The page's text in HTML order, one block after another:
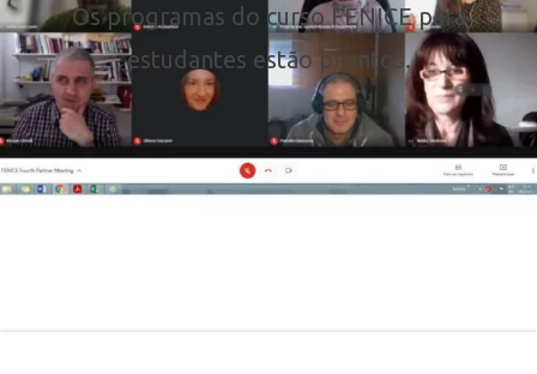
Os programas do curso FENICE para
estudantes estão prontos.